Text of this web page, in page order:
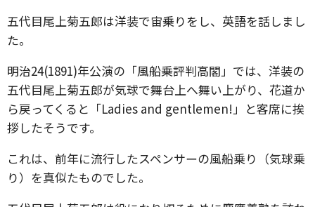
五代目尾上菊五郎は洋装で宙乗りをし、英語を話しまし
た。
明治24(1891)年公演の「風船乗評判高閣」では、洋装の
五代目尾上菊五郎が気球で舞台上へ舞い上がり、花道か
ら戻ってくると「Ladies and gentlemen!」と客席に挨
拶したそうです。
これは、前年に流行したスペンサーの風船乗り（気球乗
り）を真似たものでした。